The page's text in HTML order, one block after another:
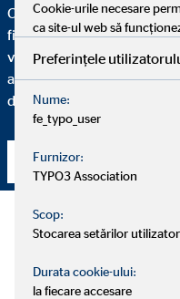
Cel mai important lucru
financiară de calitate este
vă voi explica în detaliu
anumită soluție financiară
dumneavoastră și nevoile
Contact
Cookie-urile necesare
ca site-ul web să
Preferințele
Nume:
fe_typo_user
Furnizor:
TYPO3 Association
Scop:
Stocarea setărilor
Durata cookie-ului:
la fiecare accesare